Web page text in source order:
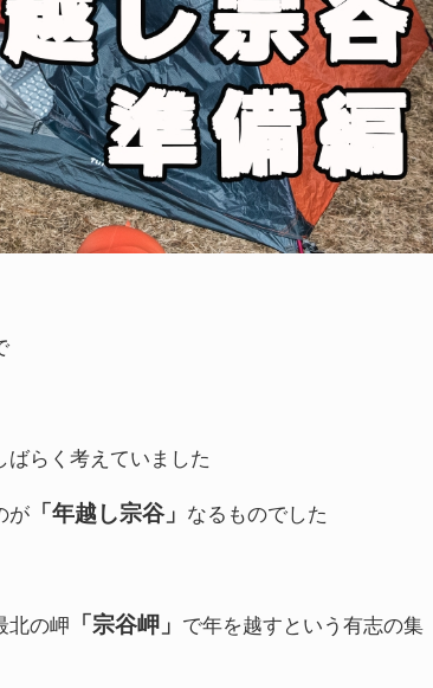
ばらく考えていました
が 「年越し宗谷」 なるものでした
北の岬 「宗谷岬」
で年を越すという有志の集